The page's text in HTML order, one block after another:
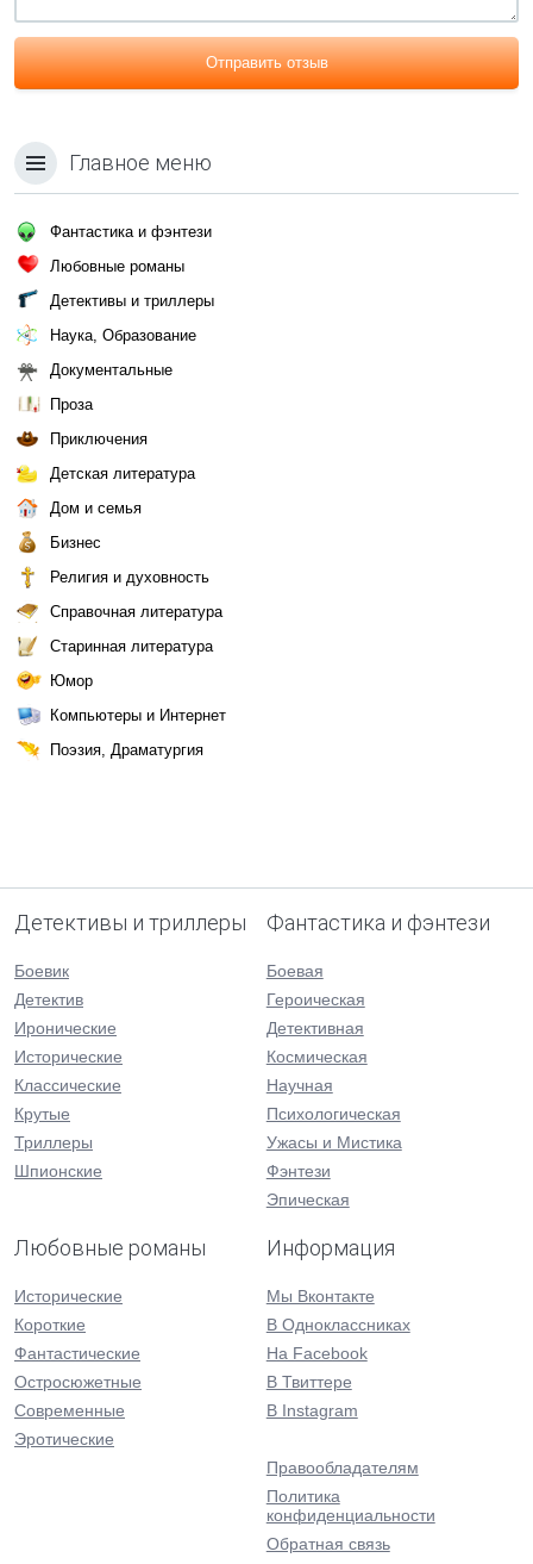
Отправить отзыв
Главное меню
Фантастика и фэнтези
Любовные романы
Детективы и триллеры
Наука, Образование
Документальные
Проза
Приключения
Детская литература
Дом и семья
Бизнес
Религия и духовность
Справочная литература
Старинная литература
Юмор
Компьютеры и Интернет
Поэзия, Драматургия
Детективы и триллеры
Боевик
Детектив
Иронические
Исторические
Классические
Крутые
Триллеры
Шпионские
Фантастика и фэнтези
Боевая
Героическая
Детективная
Космическая
Научная
Психологическая
Ужасы и Мистика
Фэнтези
Эпическая
Любовные романы
Исторические
Короткие
Фантастические
Остросюжетные
Современные
Эротические
Информация
Мы Вконтакте
В Одноклассниках
На Facebook
В Твиттере
В Instagram
Правообладателям
Политика
конфиденциальности
Обратная связь